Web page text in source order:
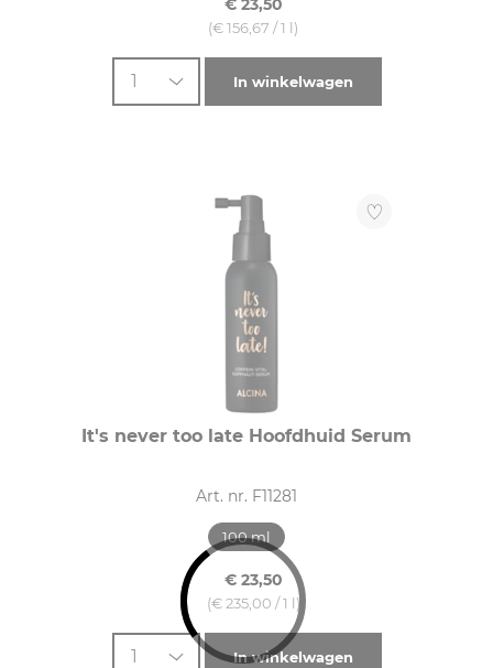
fijn (3)
€ 23,50
(€ 156,67 / 1 l)
1 In winkelwagen
It's never too late Hoofdhuid Serum
Art. nr. F11281
100 ml
€ 23,50
(€ 235,00 / 1 l)
1 In winkelwagen